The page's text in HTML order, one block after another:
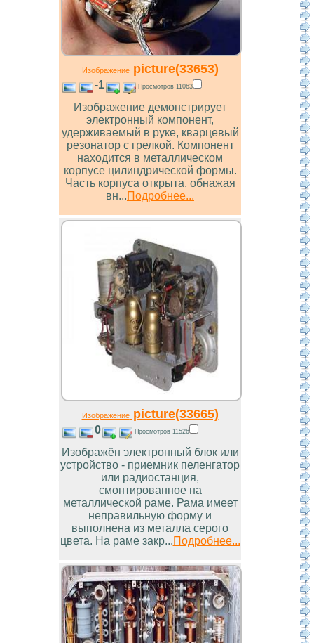
Изображениеpicture(33653)
-1 Просмотров 11063
Изображение демонстрирует
электронный компонент,
удерживаемый в руке, кварцевый
резонатор с грелкой. Компонент
находится в металлическом
корпусе цилиндрической формы.
Часть корпуса открыта, обнажая
вн...Подробнее...
Изображениеpicture(33665)
0 Просмотров 11526
Изображён электронный блок или
устройство - приемник пеленгатор
или радиостанция,
смонтированное на
металлической раме. Рама имеет
неправильную форму и
выполнена из металла серого
цвета. На раме закр...Подробнее...